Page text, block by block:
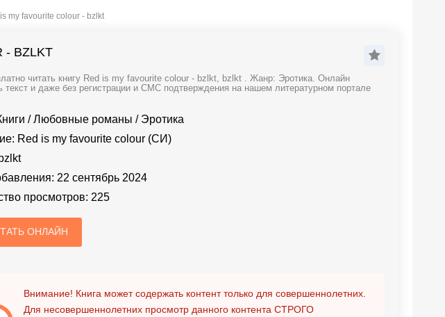
my favourite colour - bzlkt
- BZLKT
читать книгу Red is my favourite colour - bzlkt, bzlkt . Жанр: Эротика. Онлайн
текст и даже без регистрации и СМС подтверждения на нашем литературном портале
/Любовные романы / Эротика
Red is my favourite colour (СИ)
bzlkt
22 сентябрь 2024
просмотров: 225
ОНЛАЙН
Внимание! Книга может содержать контент только для совершеннолетних.
Для несовершеннолетних просмотр данного контента СТРОГО